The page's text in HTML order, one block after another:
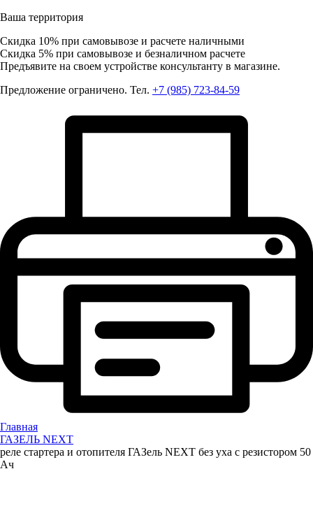
Ваша территория
Скидка 10% при самовывозе и расчете наличными
Скидка 5% при самовывозе и безналичном расчете
Предъявите на своем устройстве консультанту в магазине.
Предложение ограничено. Тел. +7 (985) 723-84-59
Главная
ГАЗЕЛЬ NEXT
реле стартера и отопителя ГАЗель NEXT без уха с резистором 50
Ач